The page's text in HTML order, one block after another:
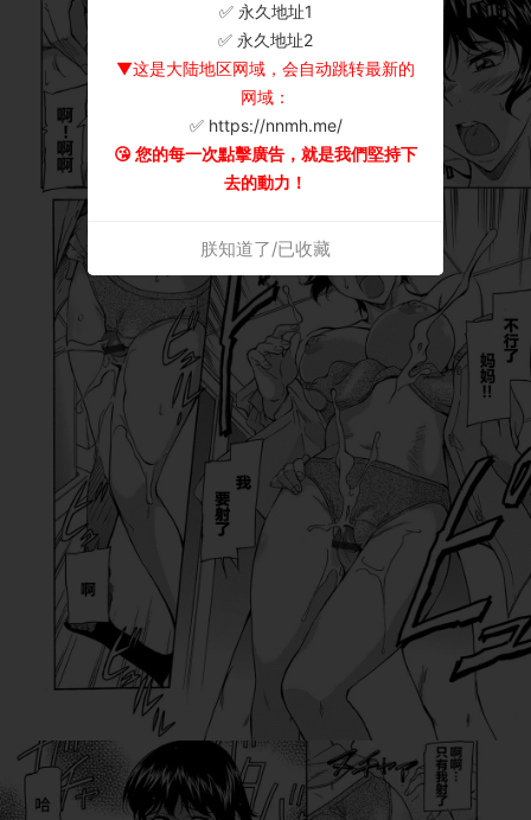
✅ 永久地址1
✅ 永久地址2
▼这是大陆地区网域，会自动跳转最新的
网域：
✅ https://nnmh.me/
😘 您的每一次點擊廣告，就是我們堅持下
去的動力！
朕知道了/已收藏